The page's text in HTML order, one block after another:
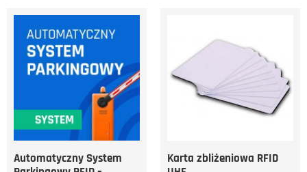
Automatyczny System
Karta zbliżeniowa RFID